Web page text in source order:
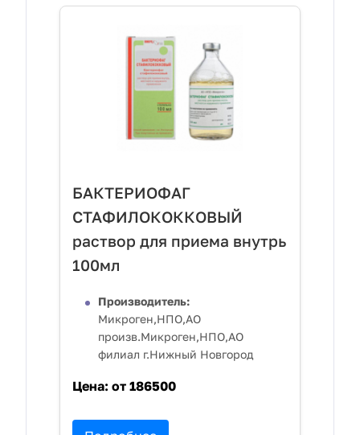
БАКТЕРИОФАГ
СТАФИЛОКОККОВЫЙ
раствор для приема внутрь
100мл
Производитель:
Микроген,НПО,АО
произв.Микроген,НПО,АО
филиал г.Нижный Новгород
Цена: от 186500